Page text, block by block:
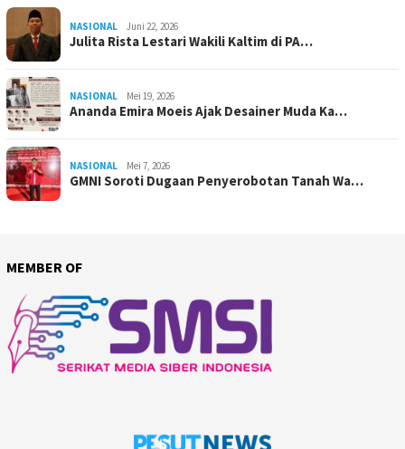
NASIONAL Juni 22, 2026
Julita Rista Lestari Wakili Kaltim di PA…
NASIONAL Mei 19, 2026
Ananda Emira Moeis Ajak Desainer Muda Ka…
NASIONAL Mei 7, 2026
GMNI Soroti Dugaan Penyerobotan Tanah Wa…
MEMBER OF